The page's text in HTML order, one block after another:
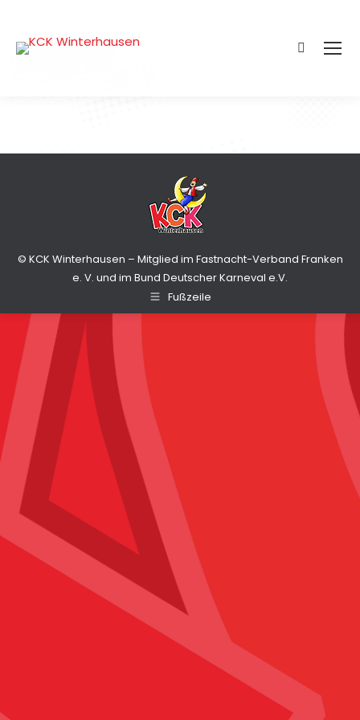
Search:
© KCK Winterhausen – Mitglied im Fastnacht-Verband Franken
e. V. und im Bund Deutscher Karneval e.V.
Fußzeile